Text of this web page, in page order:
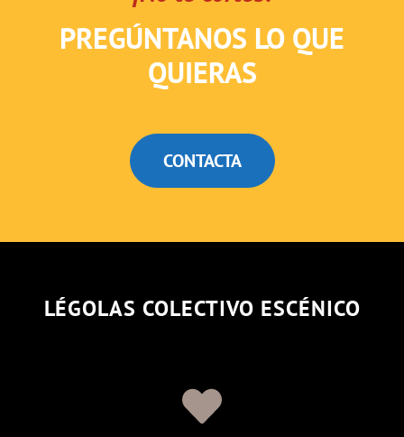
PREGÚNTANOS LO QUE
QUIERAS
CONTACTA
LÉGOLAS COLECTIVO ESCÉNICO